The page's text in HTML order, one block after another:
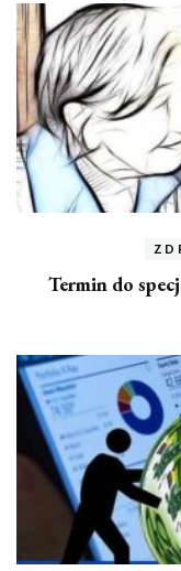
Termin do